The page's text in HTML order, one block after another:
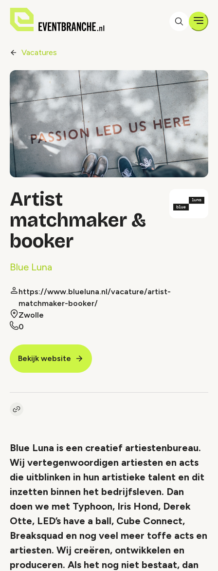
Vacatures
Artist
matchmaker &
booker
Blue Luna
https://www.blueluna.nl/vacature/artist-
matchmaker-booker/
Zwolle
0
Bekijk website
Kopieer link naar vacature
Blue Luna is een creatief artiestenbureau.
Wij vertegenwoordigen artiesten en acts
die uitblinken in hun artistieke talent en dit
inzetten binnen het bedrijfsleven. Dan
doen we met Typhoon, Iris Hond, Derek
Otte, LED’s have a ball, Cube Connect,
Breaksquad en nog veel meer toffe acts en
artiesten. Wij creëren, ontwikkelen en
produceren. Als het nog niet bestaat, dan